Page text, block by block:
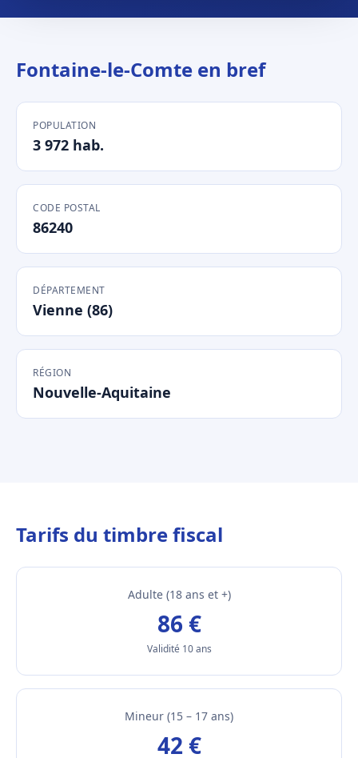
Fontaine-le-Comte en bref
POPULATION
3 972 hab.
CODE POSTAL
86240
DÉPARTEMENT
Vienne (86)
RÉGION
Nouvelle-Aquitaine
Tarifs du timbre fiscal
Adulte (18 ans et +)
86 €
Validité 10 ans
Mineur (15 – 17 ans)
42 €